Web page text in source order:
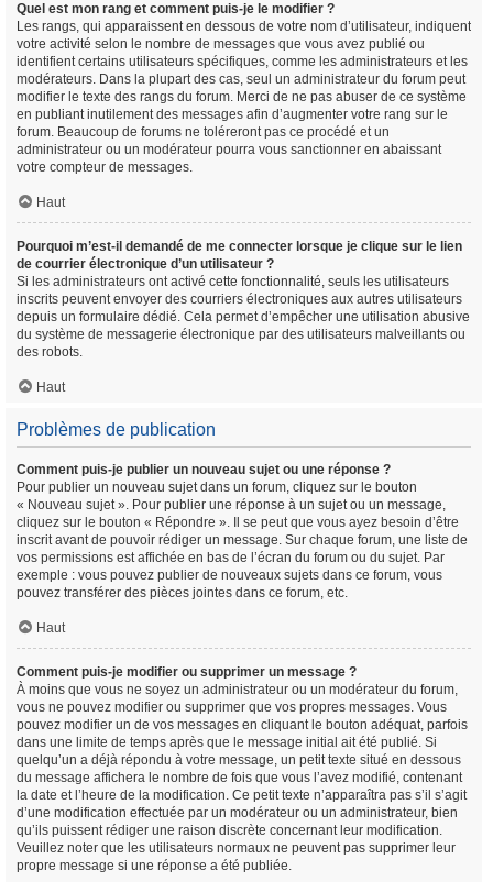
Quel est mon rang et comment puis-je le modifier ?
Les rangs, qui apparaissent en dessous de votre nom d’utilisateur, indiquent
votre activité selon le nombre de messages que vous avez publié ou
identifient certains utilisateurs spécifiques, comme les administrateurs et les
modérateurs. Dans la plupart des cas, seul un administrateur du forum peut
modifier le texte des rangs du forum. Merci de ne pas abuser de ce système
en publiant inutilement des messages afin d’augmenter votre rang sur le
forum. Beaucoup de forums ne toléreront pas ce procédé et un
administrateur ou un modérateur pourra vous sanctionner en abaissant
votre compteur de messages.
Haut
Pourquoi m’est-il demandé de me connecter lorsque je clique sur le lien
de courrier électronique d’un utilisateur ?
Si les administrateurs ont activé cette fonctionnalité, seuls les utilisateurs
inscrits peuvent envoyer des courriers électroniques aux autres utilisateurs
depuis un formulaire dédié. Cela permet d’empêcher une utilisation abusive
du système de messagerie électronique par des utilisateurs malveillants ou
des robots.
Haut
Problèmes de publication
Comment puis-je publier un nouveau sujet ou une réponse ?
Pour publier un nouveau sujet dans un forum, cliquez sur le bouton
« Nouveau sujet ». Pour publier une réponse à un sujet ou un message,
cliquez sur le bouton « Répondre ». Il se peut que vous ayez besoin d’être
inscrit avant de pouvoir rédiger un message. Sur chaque forum, une liste de
vos permissions est affichée en bas de l’écran du forum ou du sujet. Par
exemple : vous pouvez publier de nouveaux sujets dans ce forum, vous
pouvez transférer des pièces jointes dans ce forum, etc.
Haut
Comment puis-je modifier ou supprimer un message ?
À moins que vous ne soyez un administrateur ou un modérateur du forum,
vous ne pouvez modifier ou supprimer que vos propres messages. Vous
pouvez modifier un de vos messages en cliquant le bouton adéquat, parfois
dans une limite de temps après que le message initial ait été publié. Si
quelqu’un a déjà répondu à votre message, un petit texte situé en dessous
du message affichera le nombre de fois que vous l’avez modifié, contenant
la date et l’heure de la modification. Ce petit texte n’apparaîtra pas s’il s’agit
d’une modification effectuée par un modérateur ou un administrateur, bien
qu’ils puissent rédiger une raison discrète concernant leur modification.
Veuillez noter que les utilisateurs normaux ne peuvent pas supprimer leur
propre message si une réponse a été publiée.